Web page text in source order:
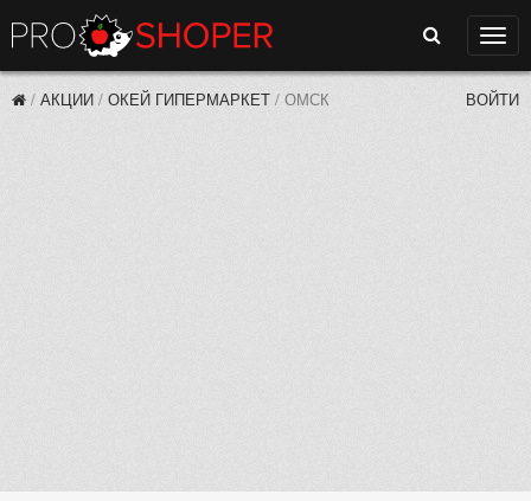
Поиск
/ АКЦИИ / ОКЕЙ ГИПЕРМАРКЕТ / ОМСК ВОЙТИ